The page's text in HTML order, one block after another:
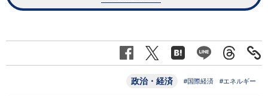
政治・経済 #国際経済 #エネルギー